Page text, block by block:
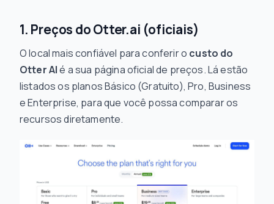
1. Preços do Otter.ai (oficiais)
O local mais confiável para conferir o custo do
Otter AIé a sua página oficial de preços. Lá estão
listados os planos Básico (Gratuito), Pro, Business
e Enterprise, para que você possa comparar os
recursos diretamente.